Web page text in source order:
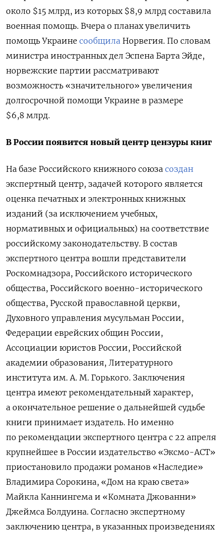
около $15 млрд, из которых $8,9 млрд составила
военная помощь. Вчера о планах увеличить
помощь Украине сообщила Норвегия. По словам
министра иностранных дел Эспена Барта Эйде,
норвежские партии рассматривают
возможность «значительного» увеличения
долгосрочной помощи Украине в размере
$6,8 млрд.
В России появится новый центр цензуры книг
На базе Российского книжного союза создан
экспертный центр, задачей которого является
оценка печатных и электронных книжных
изданий (за исключением учебных,
нормативных и официальных) на соответствие
российскому законодательству. В состав
экспертного центра вошли представители
Роскомнадзора, Российского исторического
общества, Российского военно-исторического
общества, Русской православной церкви,
Духовного управления мусульман России,
Федерации еврейских общин России,
Ассоциации юристов России, Российской
академии образования, Литературного
института им. А. М. Горького. Заключения
центра имеют рекомендательный характер,
а окончательное решение о дальнейшей судьбе
книги принимает издатель. Но именно
по рекомендации экспертного центра с 22 апреля
крупнейшее в России издательство «Эксмо-АСТ»
приостановило продажи романов «Наследие»
Владимира Сорокина, «Дом на краю света»
Майкла Каннингема и «Комната Джованни»
Джеймса Болдуина. Согласно экспертному
заключению центра, в указанных произведениях